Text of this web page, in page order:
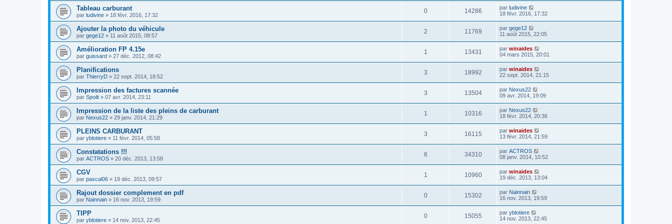
Tableau carburant
par ludivine » 18 févr. 2016, 17:32
0 14286 par ludivine
18 févr. 2016, 17:32
Ajouter la photo du véhicule
par gege12 » 11 août 2015, 08:57
2 11769 par gege12
11 août 2015, 22:05
Amélioration FP 4.15e
par guissard » 27 déc. 2012, 08:42
1 13431 par winaides
04 mars 2015, 20:01
Planifications
par ThierryD » 22 sept. 2014, 18:52
3 18992 par winaides
22 sept. 2014, 21:15
Impression des factures scannée
par Spoilt » 07 avr. 2014, 23:11
3 13504 par Nexus22
09 avr. 2014, 19:09
Impression de la liste des pleins de carburant
par Nexus22 » 29 janv. 2014, 21:29
1 10316 par Nexus22
18 févr. 2014, 20:36
PLEINS CARBURANT
par yblotiere » 11 févr. 2014, 05:58
3 16115 par winaides
13 févr. 2014, 21:59
Constatations !!!
par ACTROS » 20 déc. 2013, 13:58
6 34310 par ACTROS
08 janv. 2014, 10:52
CGV
par pascal06 » 19 déc. 2013, 09:57
1 10960 par winaides
19 déc. 2013, 13:04
Rajout dossier complement en pdf
par Nainnain » 16 nov. 2013, 19:59
0 15302 par Nainnain
16 nov. 2013, 19:59
TIPP
par yblotiere » 14 nov. 2013, 22:45
0 15055 par yblotiere
14 nov. 2013, 22:45